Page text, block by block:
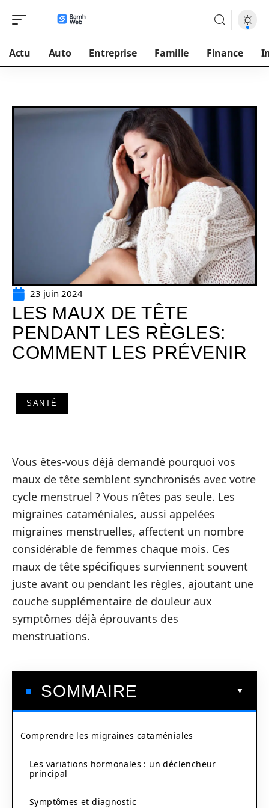
Actu Auto Entreprise Famille Finance
23 juin 2024
LES MAUX DE TÊTE
PENDANT LES RÈGLES:
COMMENT LES PRÉVENIR
SANTÉ
Vous êtes-vous déjà demandé pourquoi vos
maux de tête semblent synchronisés avec votre
cycle menstruel ? Vous n’êtes pas seule. Les
migraines cataméniales, aussi appelées
migraines menstruelles, affectent un nombre
considérable de femmes chaque mois. Ces
maux de tête spécifiques surviennent souvent
juste avant ou pendant les règles, ajoutant une
couche supplémentaire de douleur aux
symptômes déjà éprouvants des
menstruations.
SOMMAIRE
Comprendre les migraines cataméniales
Les variations hormonales : un déclencheur
principal
Symptômes et diagnostic